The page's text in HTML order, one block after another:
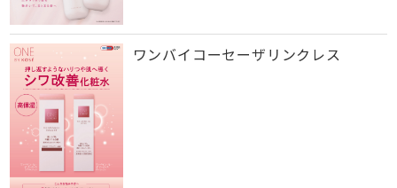
ワンバイコーセーザリンクレス